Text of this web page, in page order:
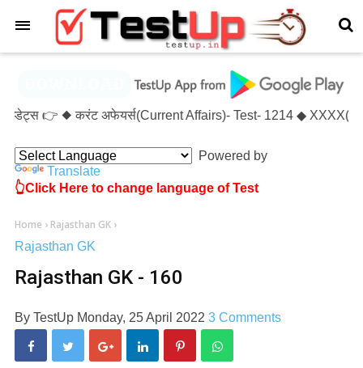
👉 ◆ करंट अफेयर्स(Current Affairs)- Test- 1214 ◆
Powered by
Translate
👆Click Here to change language of Test
Home › Rajasthan GK ›
Rajasthan GK
Rajasthan GK - 160
By TestUp Monday, 25 April 2022 3 Comments